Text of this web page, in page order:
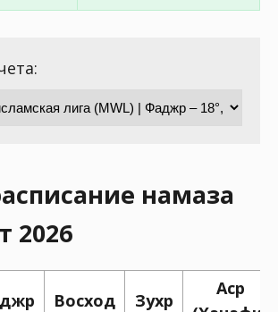
намаза
2026
Восход Зухр
Аср